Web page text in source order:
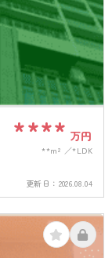
**** 万円
**m² *LDK
更新日： 2026.08.04